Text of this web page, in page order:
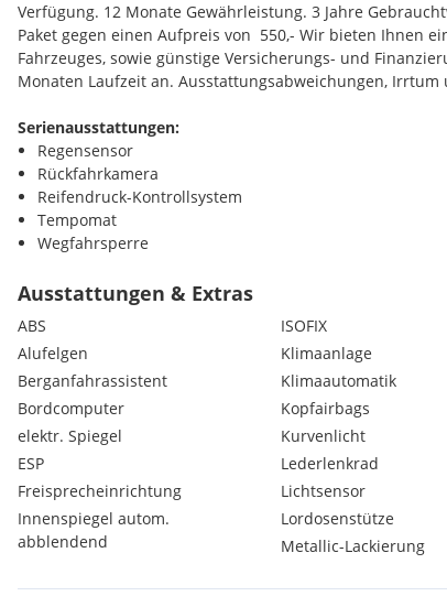
Verfügung. 12 Monate Gewährleistung. 3 Jahre
Paket gegen einen Aufpreis von  550,- Wir bieten Ihnen
Fahrzeuges, sowie günstige Versicherungs- und
Monaten Laufzeit an. Ausstattungsabweichungen,
Serienausstattungen:
Regensensor
Rückfahrkamera
Reifendruck-Kontrollsystem
Tempomat
Wegfahrsperre
Dynamische Stabilitätskontrolle (DSC) mit
Front-Airbag für Fahrer und Beifahrer
ISOFIX -Kindersitzhalterung, mit Befestigung an
Kopf-Schulter-Airbags vorne und hinten
Lichtsensor
Seiten-Airbags, vorne
Warnblinksignal bei Notbremsung (ESS)
Servolenkung elektromechanisch
Deaktivierungsschalter für Beifahrer-Airbag
Start/Stop Knopf
Berganfahr-Assistent (Hill Hold Assist - HHA)
Adaptives Kurvenlicht (AFLS)
Antiblockiersystem (ABS) mit elektronischer
Ausstattungen & Extras
ABS
Alufelgen
Berganfahrassistent
Bordcomputer
elektr. Spiegel
ESP
Freisprecheinrichtung
Innenspiegel autom.
abblendend
ISOFIX
Klimaanlage
Klimaautomatik
Kopfairbags
Kurvenlicht
Lederlenkrad
Lichtsensor
Lordosenstütze
Metallic-Lackierung